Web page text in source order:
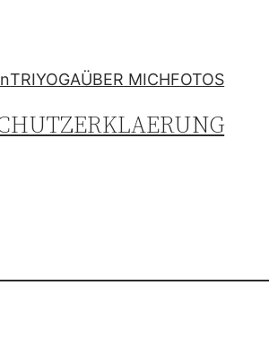
TRIYOGAÜBER MICHFOTOS